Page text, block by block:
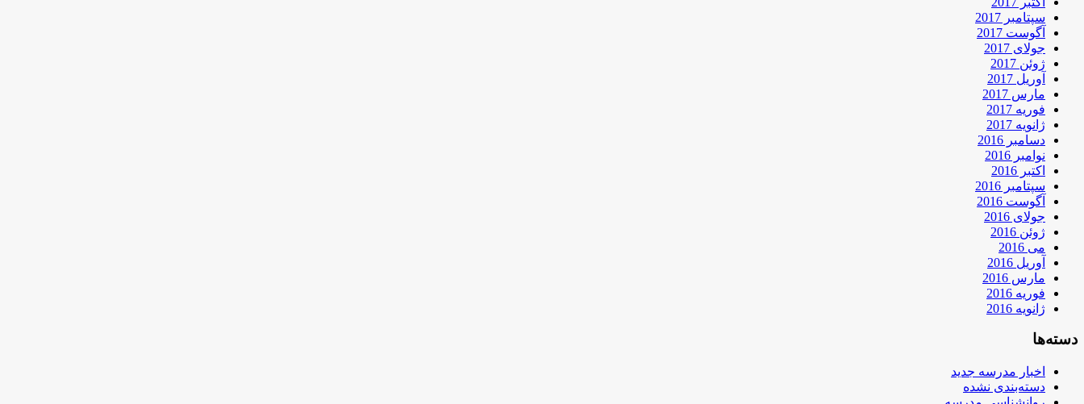
سپتامبر 2017
آگوست 2017
جولای 2017
ژوئن 2017
آوریل 2017
مارس 2017
فوریه 2017
ژانویه 2017
دسامبر 2016
نوامبر 2016
اکتبر 2016
سپتامبر 2016
آگوست 2016
جولای 2016
ژوئن 2016
می 2016
آوریل 2016
مارس 2016
فوریه 2016
ژانویه 2016
دسته‌ها
اخبار مدرسه جدید
دسته‌بندی نشده